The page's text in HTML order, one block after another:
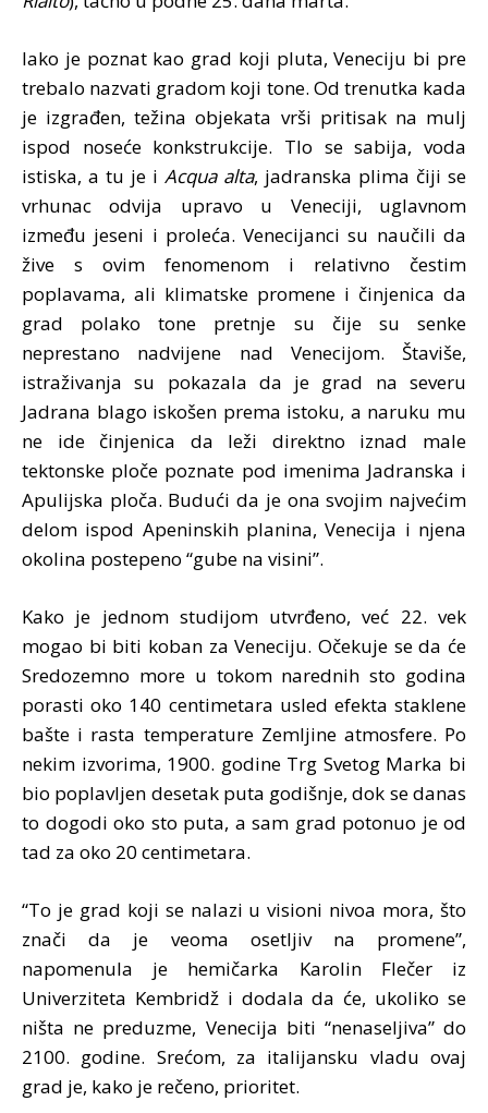
Iako je poznat kao grad koji pluta, Veneciju bi pre
trebalo nazvati gradom koji tone. Od trenutka kada
je izgrađen, težina objekata vrši pritisak na mulj
ispod noseće konkstrukcije. Tlo se sabija, voda
istiska, a tu je i Acqua alta, jadranska plima čiji se
vrhunac odvija upravo u Veneciji, uglavnom
između jeseni i proleća. Venecijanci su naučili da
žive s ovim fenomenom i relativno čestim
poplavama, ali klimatske promene i činjenica da
grad polako tone pretnje su čije su senke
neprestano nadvijene nad Venecijom. Štaviše,
istraživanja su pokazala da je grad na severu
Jadrana blago iskošen prema istoku, a naruku mu
ne ide činjenica da leži direktno iznad male
tektonske ploče poznate pod imenima Jadranska i
Apulijska ploča. Budući da je ona svojim najvećim
delom ispod Apeninskih planina, Venecija i njena
okolina postepeno “gube na visini”.
Kako je jednom studijom utvrđeno, već 22. vek
mogao bi biti koban za Veneciju. Očekuje se da će
Sredozemno more u tokom narednih sto godina
porasti oko 140 centimetara usled efekta staklene
bašte i rasta temperature Zemljine atmosfere. Po
nekim izvorima, 1900. godine Trg Svetog Marka bi
bio poplavljen desetak puta godišnje, dok se danas
to dogodi oko sto puta, a sam grad potonuo je od
tad za oko 20 centimetara.
“To je grad koji se nalazi u visioni nivoa mora, što
znači da je veoma osetljiv na promene”,
napomenula je hemičarka Karolin Flečer iz
Univerziteta Kembridž i dodala da će, ukoliko se
ništa ne preduzme, Venecija biti “nenaseljiva” do
2100. godine. Srećom, za italijansku vladu ovaj
grad je, kako je rečeno, prioritet.